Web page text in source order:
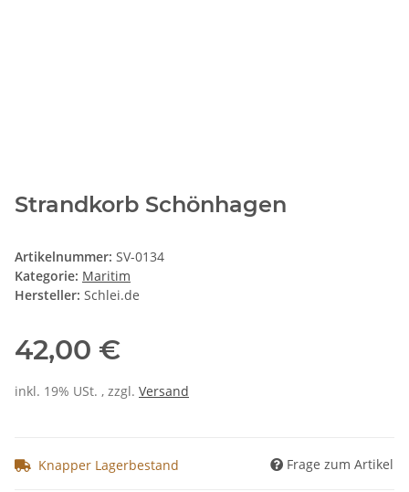
Strandkorb Schönhagen
Artikelnummer: SV-0134
Kategorie: Maritim
Hersteller: Schlei.de
42,00 €
inkl. 19% USt. , zzgl. Versand
Knapper Lagerbestand Frage zum Artikel